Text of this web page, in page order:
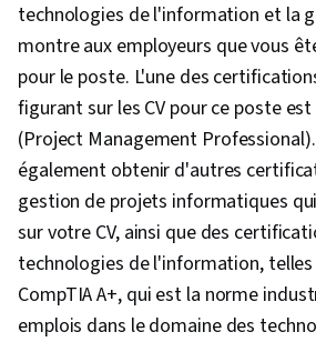
technologies de l'information et la
montre aux employeurs que vous
pour le poste. L'une des
figurant sur les CV pour ce poste
(Project Management
également obtenir d'autres
gestion de projets informatiques
sur votre CV, ainsi que des
technologies de l'information,
CompTIA A+, qui est la norme
emplois dans le domaine des